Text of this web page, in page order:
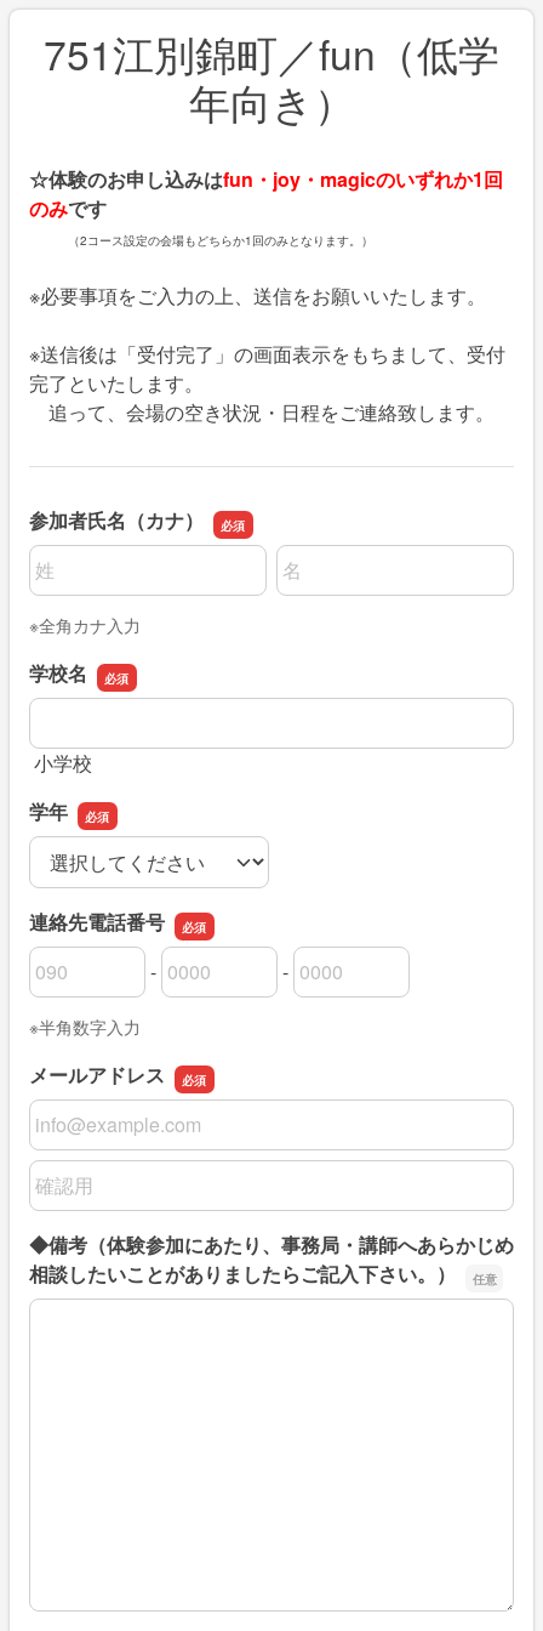
751江別錦町／fun（低学
年向き）
☆体験のお申し込みはfun・joy・magicのいずれか1回
のみです
（2コース設定の会場もどちらか1回のみとなります。）
※必要事項をご入力の上、送信をお願いいたします。
※送信後は「受付完了」の画面表示をもちまして、受付
完了といたします。
追って、会場の空き状況・日程をご連絡致します。
参加者氏名（カナ）
名前の姓
名前の名
※全角カナ入力
学校名
学校名
小学校
学年
学年
連絡先電話番号
連絡先電話番号の市外局番
-
連絡先電話番号の市内局番 -
連絡先電話番号の加入者番号
※半角数字入力
メールアドレス
メールアドレス
メールアドレスの確認用
◆備考（体験参加にあたり、事務局・講師へあらかじめ
相談したいことがありましたらご記入下さい。）
◆備考（体験参加にあたり、事務局・講師へあらかじめ